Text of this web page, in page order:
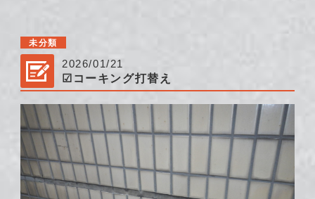
未分類
2026/01/21
☑コーキング打替え